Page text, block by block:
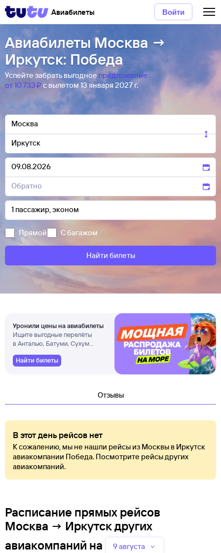
Авиабилеты Войти
Авиабилеты Москва →
Иркутск: Победа
Успейте забрать выгодноепредложение
от 10 ⁠733 ⁠₽ с вылетом 13 января 2027 г.
Прямой С багажом
Найти билеты
Уронили цены на авиабилеты
Ищите выгодные перелёты
в Анталью, Батуми, Сухум
Найти билеты
Отзывы
В этот день рейсов нет
К сожалению, мы не нашли рейсы из Москвы в Иркутск
авиакомпании Победа. Посмотрите рейсы других
авиакомпаний.
Расписание прямых рейсов
Москва → Иркутск других
авиакомпаний на 9 августа